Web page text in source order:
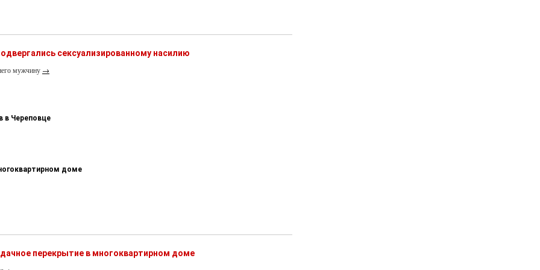
сексуализированному насилию
мужчину →
в Череповце
доме
перекрытие в многоквартирном доме